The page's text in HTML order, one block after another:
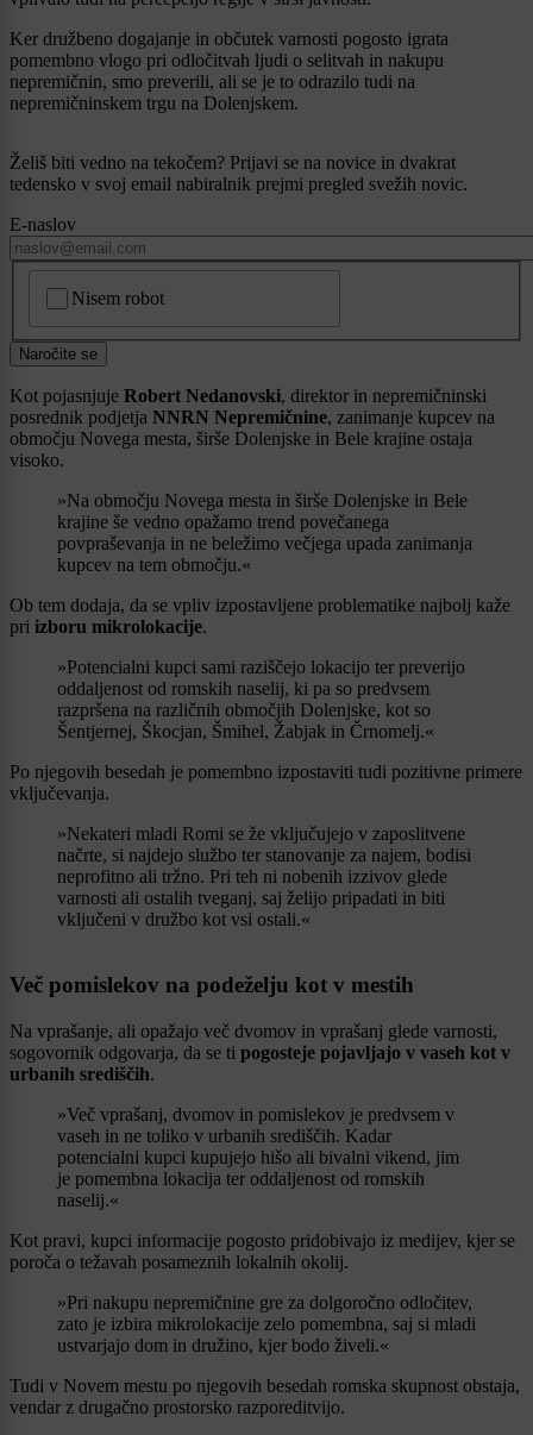
Ker družbeno dogajanje in občutek varnosti pogosto igrata
pomembno vlogo pri odločitvah ljudi o selitvah in nakupu
nepremičnin, smo preverili, ali se je to odrazilo tudi na
nepremičninskem trgu na Dolenjskem.
Želiš biti vedno na tekočem? Prijavi se na novice in dvakrat
tedensko v svoj email nabiralnik prejmi pregled svežih novic.
E-naslov
Nisem robot
Naročite se
Kot pojasnjuje Robert Nedanovski, direktor in nepremičninski
posrednik podjetja NNRN Nepremičnine, zanimanje kupcev na
območju Novega mesta, širše Dolenjske in Bele krajine ostaja
visoko.
»Na območju Novega mesta in širše Dolenjske in Bele
krajine še vedno opažamo trend povečanega
povpraševanja in ne beležimo večjega upada zanimanja
kupcev na tem območju.«
Ob tem dodaja, da se vpliv izpostavljene problematike najbolj kaže
pri izboru mikrolokacije.
»Potencialni kupci sami raziščejo lokacijo ter preverijo
oddaljenost od romskih naselij, ki pa so predvsem
razpršena na različnih območjih Dolenjske, kot so
Šentjernej, Škocjan, Šmihel, Žabjak in Črnomelj.«
Po njegovih besedah je pomembno izpostaviti tudi pozitivne primere
vključevanja.
»Nekateri mladi Romi se že vključujejo v zaposlitvene
načrte, si najdejo službo ter stanovanje za najem, bodisi
neprofitno ali tržno. Pri teh ni nobenih izzivov glede
varnosti ali ostalih tveganj, saj želijo pripadati in biti
vključeni v družbo kot vsi ostali.«
Več pomislekov na podeželju kot v mestih
Na vprašanje, ali opažajo več dvomov in vprašanj glede varnosti,
sogovornik odgovarja, da se ti pogosteje pojavljajo v vaseh kot v
urbanih središčih.
»Več vprašanj, dvomov in pomislekov je predvsem v
vaseh in ne toliko v urbanih središčih. Kadar
potencialni kupci kupujejo hišo ali bivalni vikend, jim
je pomembna lokacija ter oddaljenost od romskih
naselij.«
Kot pravi, kupci informacije pogosto pridobivajo iz medijev, kjer se
poroča o težavah posameznih lokalnih okolij.
»Pri nakupu nepremičnine gre za dolgoročno odločitev,
zato je izbira mikrolokacije zelo pomembna, saj si mladi
ustvarjajo dom in družino, kjer bodo živeli.«
Tudi v Novem mestu po njegovih besedah romska skupnost obstaja,
vendar z drugačno prostorsko razporeditvijo.